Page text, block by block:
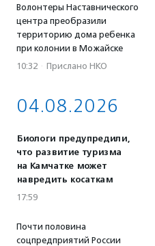
Волонтеры Наставнического
центра преобразили
территорию дома ребенка
при колонии в Можайске
10:32 · Прислано НКО
04.08.2026
Биологи предупредили,
что развитие туризма
на Камчатке может
навредить косаткам
17:59
Почти половина
соцпредприятий России